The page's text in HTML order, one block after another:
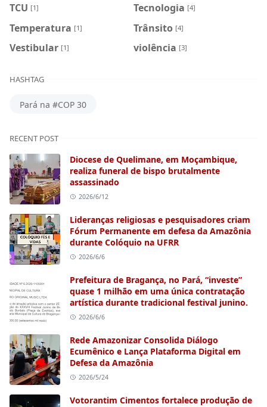
TCU [1] Tecnologia [4]
Temperatura [1] Trânsito [4]
Vestibular [1] violência [3]
HASHTAG
Pará na #COP 30
RECENT POST
Diocese de Quelimane, em Moçambique,
realiza funeral de bispo brutalmente
assassinado
2026/6/12
Lideranças religiosas e pesquisadores criam
Fórum Permanente em defesa da Amazônia
durante Colóquio na UFRR
2026/6/6
Prefeitura de Bragança, no Pará, “investe”
quase 1 milhão em uma única contratação
artística durante tradicional festival junino.
2026/6/6
Rede Amazonizar Consolida Diálogo
Ecumênico e Lança Plataforma Digital em
Defesa da Amazônia
2026/5/24
Votorantim Cimentos fortalece produção de